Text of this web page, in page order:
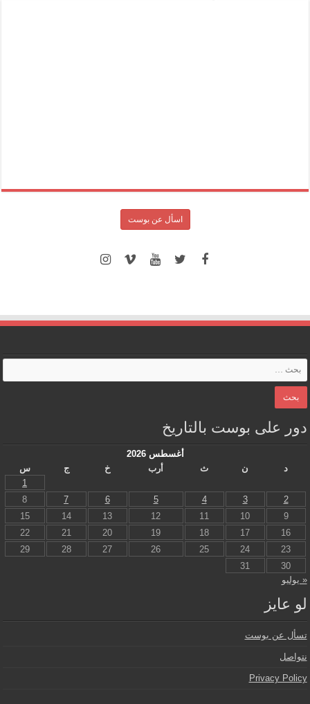
اسأل عن بوست
دور على بوست بالتاريخ
أغسطس 2026
د
ن ث أرب خ ج
س
1
2
3
4
5
6
7
8
9
10
11
12
13
14
15
16
17
18
19
20
21
22
23
24
25
26
27
28
29
30
31
« يوليو
لو عايز
تسأل عن بوست
نتواصل
Privacy Policy